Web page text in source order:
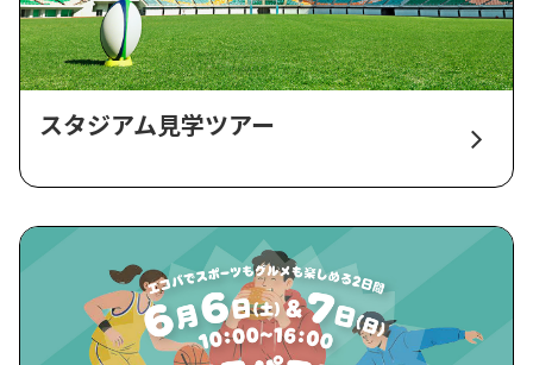
スタジアム見学ツアー